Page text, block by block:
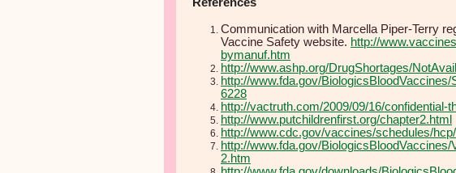
Communication with Marcella Piper-Terry
Vaccine Safety website. http://
bymanuf.htm
http://www.ashp.org/DrugShortages/
http://www.fda.gov/
6228
http://vactruth.com/2009/09/16/confidential-
http://www.putchildrenfirst.org/chapter2.html
http://www.cdc.gov/vaccines/schedules/
http://www.fda.gov/
2.htm